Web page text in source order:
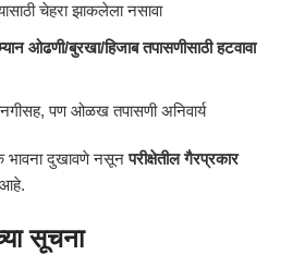
चेहरा झाकलेला नसावा
ओढणी/बुरखा/हिजाब तपासणीसाठी हटवावा
पण ओळख तपासणी अनिवार्य
भावना दुखावणे नसूनपरीक्षेतील गैरप्रकार
सूचना